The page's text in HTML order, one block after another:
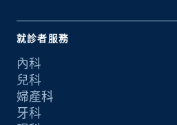
就診者服務
內科
兒科
婦產科
牙科